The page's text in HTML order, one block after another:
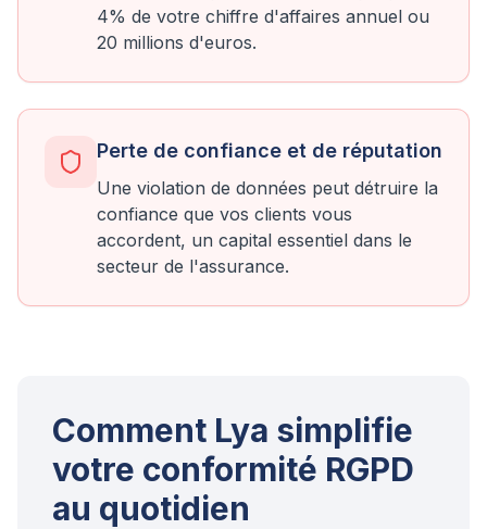
4% de votre chiffre d'affaires annuel ou
20 millions d'euros.
Perte de confiance et de réputation
Une violation de données peut détruire la
confiance que vos clients vous
accordent, un capital essentiel dans le
secteur de l'assurance.
Comment Lya simplifie
votre conformité RGPD
au quotidien